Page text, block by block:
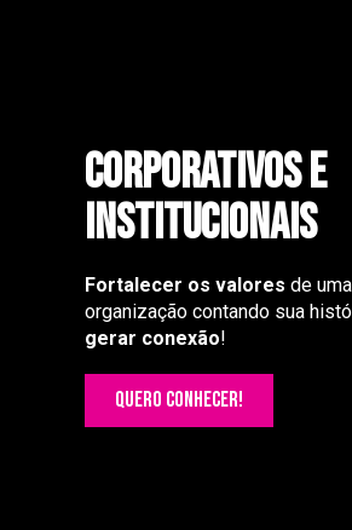
CORPORATIVOS E
INSTITUCIONAIS
Fortalecer os valores de uma
organização contando sua
gerar conexão!
QUERO CONHECER!